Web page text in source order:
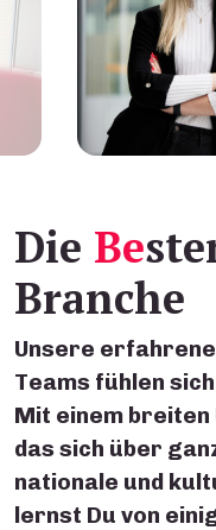
Die Be
Branche
Unsere
Teams fühlen
Mit einem
das sich über
nationale und
lernst Du von